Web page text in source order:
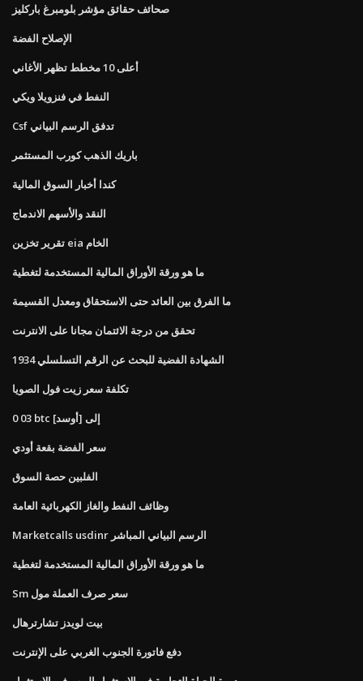
صحائف حقائق مؤشر بلومبرغ باركليز
الإصلاح الفضة
أعلى 10 مخطط تظهر الأغاني
النفط في فنزويلا ويكي
Csf تدفق الرسم البياني
باريك الذهب كورب المستثمر
كندا أخبار السوق المالية
النقد والأسهم الاندماج
تقرير تخزين eia الخام
ما هو ورقة الأوراق المالية المستخدمة لتغطية
ما الفرق بين العائد حتى الاستحقاق ومعدل القسيمة
تحقق من درجة الائتمان مجانا على الانترنت
1934 الشهادة الفضية للبحث عن الرقم التسلسلي
تكلفة سعر زيت فول الصويا
0 03 btc إلى [أوسد]
سعر الفضة بقعة أودي
الفلبين حصة السوق
وظائف النفط والغاز الكهربائية العامة
Marketcalls usdinr الرسم البياني المباشر
ما هو ورقة الأوراق المالية المستخدمة لتغطية
Sm سعر صرف العملة مول
بيت لويدز تشارترهال
دفع فاتورة الجنوب الغربي على الإنترنت